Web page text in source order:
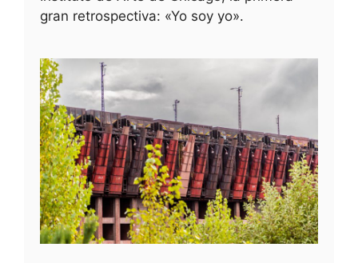
gran retrospectiva: «Yo soy yo».